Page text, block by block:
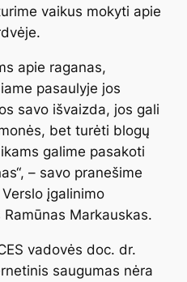
vaikus mokyti apie
apie raganas,
pasaulyje jos
savo išvaizda, jos gali
bet turėti blogų
galime pasakoti
– savo pranešime
įgalinimo
Markauskas.
vadovės doc. dr.
saugumas nėra